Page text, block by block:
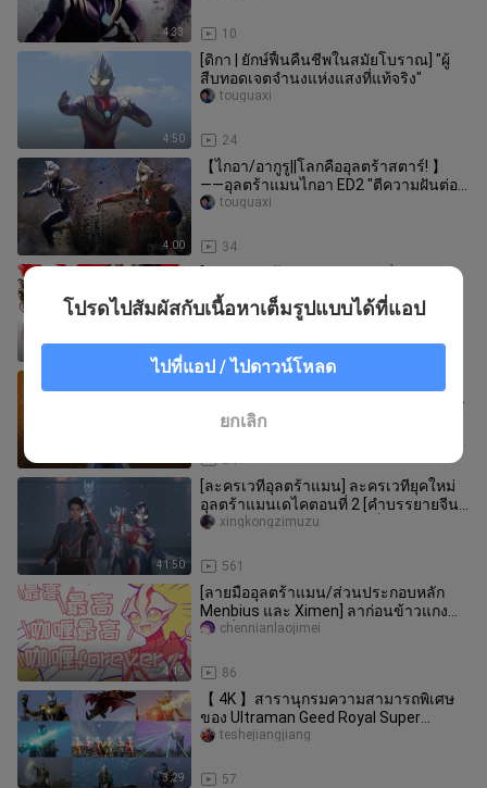
4:33 10
4:50
[ดิกา | ยักษ์ฟื้นคืนชีพในสมัยโบราณ] "ผู้
สืบทอดเจตจำนงแห่งแสงที่แท้จริง"
24
touguaxi
4:00
【ไกอา/อากูรู||โลกคืออุลตร้าสตาร์! 】
——อุลตร้าแมนไกอา ED2 "ตีความฝันต่อ
ไป"
34
touguaxi
ระหว่าง "Ultraman Dyna" และ "Cradle
of Eternity" ที่คุณไม่เคยเห
24
touguaxi
[คำบรรยายสองภาษาอุลตร้าแมนซีต้า]
(จบ) "เริ่มจากที่นี่"
34
tykis
41:50
[ละครเวทีอุลตร้าแมน] ละครเวทียุคใหม่
อุลตร้าแมนเดไคตอนที่ 2 [คำบรรยายจีน/
กลุ่มคำบรรยายบนท้องฟ้าเต็มไ
561
xingkongzimuzu
4:19
[ลายมืออุลตร้าแมน/ส่วนประกอบหลัก
Menbius และ Ximen] ลาก่อนข้าวแกง
กะหรี่ของฉัน
86
chennianlaojimei
3:29
【 4K 】สารานุกรมความสามารถพิเศษ
ของ Ultraman Geed Royal Super
Master Abilities
57
teshejiangjiang
โปรดไปสัมผัสกับเนื้อหาเต็มรูปแบบได้ที่แอป
ไปที่แอป / ไปดาวน์โหลด
ยกเลิก